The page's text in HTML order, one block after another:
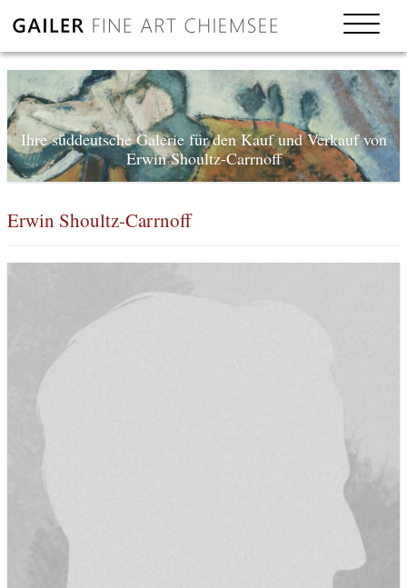
Ihre süddeutsche Galerie für den Kauf und Verkauf von
Erwin Shoultz-Carrnoff
Erwin Shoultz-Carrnoff